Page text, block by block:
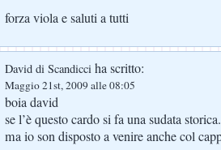
forza viola e saluti a tutti
David di Scandicci ha scritto:
Maggio 21st, 2009 alle 08:05
boia david
se l’è questo cardo si fa una sudata storica.
ma io son disposto a venire anche col